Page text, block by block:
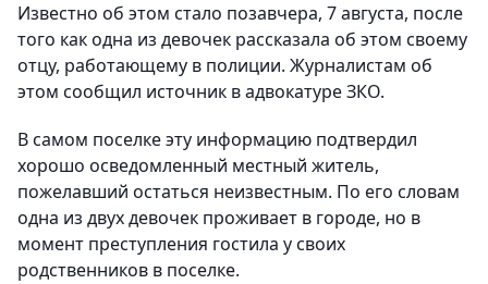
Известно об этом стало позавчера, 7 августа, после
того как одна из девочек рассказала об этом своему
отцу, работающему в полиции. Журналистам об
этом сообщил источник в адвокатуре ЗКО.
В самом поселке эту информацию подтвердил
хорошо осведомленный местный житель,
пожелавший остаться неизвестным. По его словам
одна из двух девочек проживает в городе, но в
момент преступления гостила у своих
родственников в поселке.